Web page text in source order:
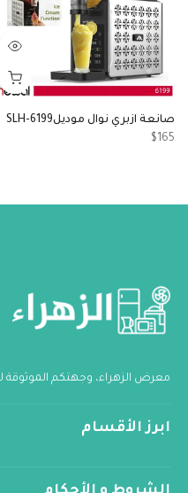
صانعة ازبري نوال موديلSLH-6199
$165
معرض الزهراء، وجهتكم الموثوقة
ابرز الأقسام